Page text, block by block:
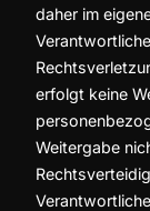
daher im
erfolgt keine
Weitergabe